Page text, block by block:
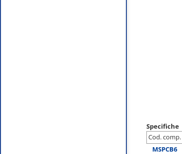
Specifiche
Cod. comp.
MSPCB6